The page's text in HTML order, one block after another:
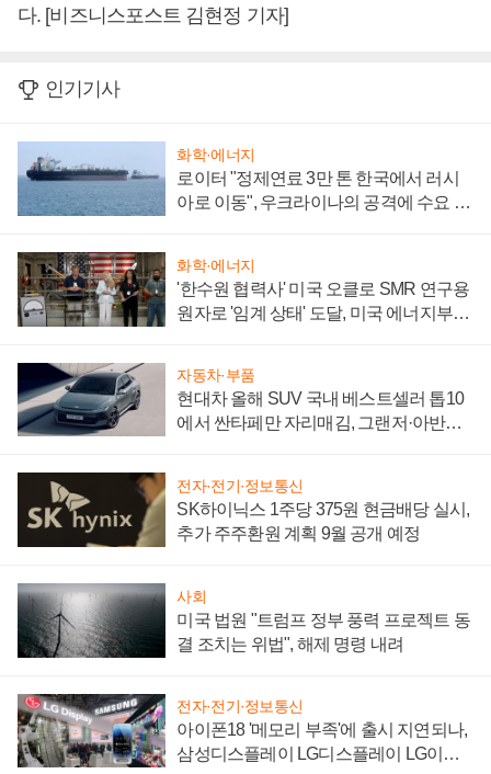
다. [비즈니스포스트 김현정 기자]
인기기사
화학·에너지
로이터 "정제연료 3만 톤 한국에서 러시
아로 이동", 우크라이나의 공격에 수요 늘
화학·에너지
'한수원 협력사' 미국 오클로 SMR 연구용
원자로 '임계 상태' 도달, 미국 에너지부
자동차·부품
현대차 올해 SUV 국내 베스트셀러 톱10
에서 싼타페만 자리매김, 그랜저·아반떼
전자·전기·정보통신
SK하이닉스 1주당 375원 현금배당 실시,
추가 주주환원 계획 9월 공개 예정
사회
미국 법원 "트럼프 정부 풍력 프로젝트 동
결 조치는 위법", 해제 명령 내려
전자·전기·정보통신
아이폰18 '메모리 부족'에 출시 지연되나,
삼성디스플레이 LG디스플레이 LG이노